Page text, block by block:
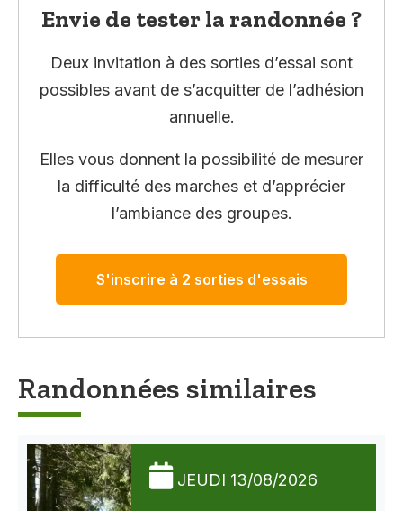
Envie de tester la randonnée ?
Deux invitation à des sorties d’essai sont
possibles avant de s’acquitter de l’adhésion
annuelle.
Elles vous donnent la possibilité de mesurer
la difficulté des marches et d’apprécier
l’ambiance des groupes.
S'inscrire à 2 sorties d'essais
Randonnées similaires
JEUDI 13/08/2026